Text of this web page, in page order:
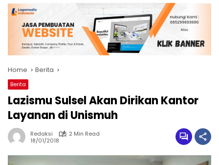
Home Berita
Berita
Lazismu Sulsel Akan Dirikan Kantor
Layanan di Unismuh
Redaksi
2 Min Read
18/01/2018